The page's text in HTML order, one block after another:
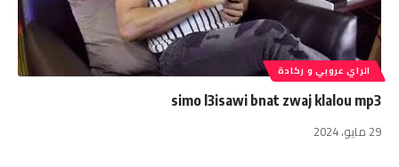
الراي عروبي و ركادة
simo l3isawi bnat zwaj klalou mp3
29 مايو، 2024